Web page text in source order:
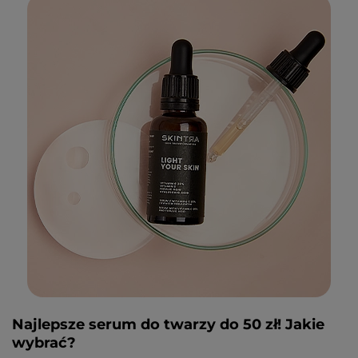
Najlepsze serum do twarzy do 50 zł! Jakie
wybrać?